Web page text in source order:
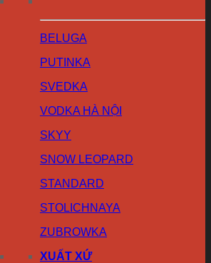
BELUGA
PUTINKA
SVEDKA
VODKA HÀ NỘI
SKYY
SNOW LEOPARD
STANDARD
STOLICHNAYA
ZUBROWKA
XUẤT XỨ